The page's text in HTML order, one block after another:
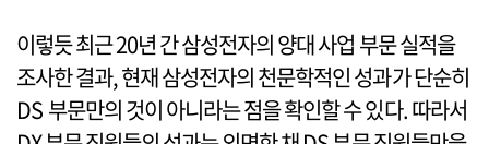
이렇듯 최근 20년 간 삼성전자의 양대 사업 부문 실적을
조사한 결과, 현재 삼성전자의 천문학적인 성과가 단순히
DS 부문만의 것이 아니라는 점을 확인할 수 있다. 따라서